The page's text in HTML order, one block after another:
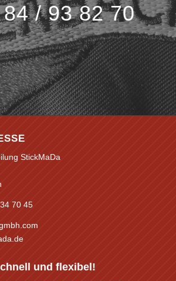
/ 93 82 70
StickMaDa
70 45
und flexibel!